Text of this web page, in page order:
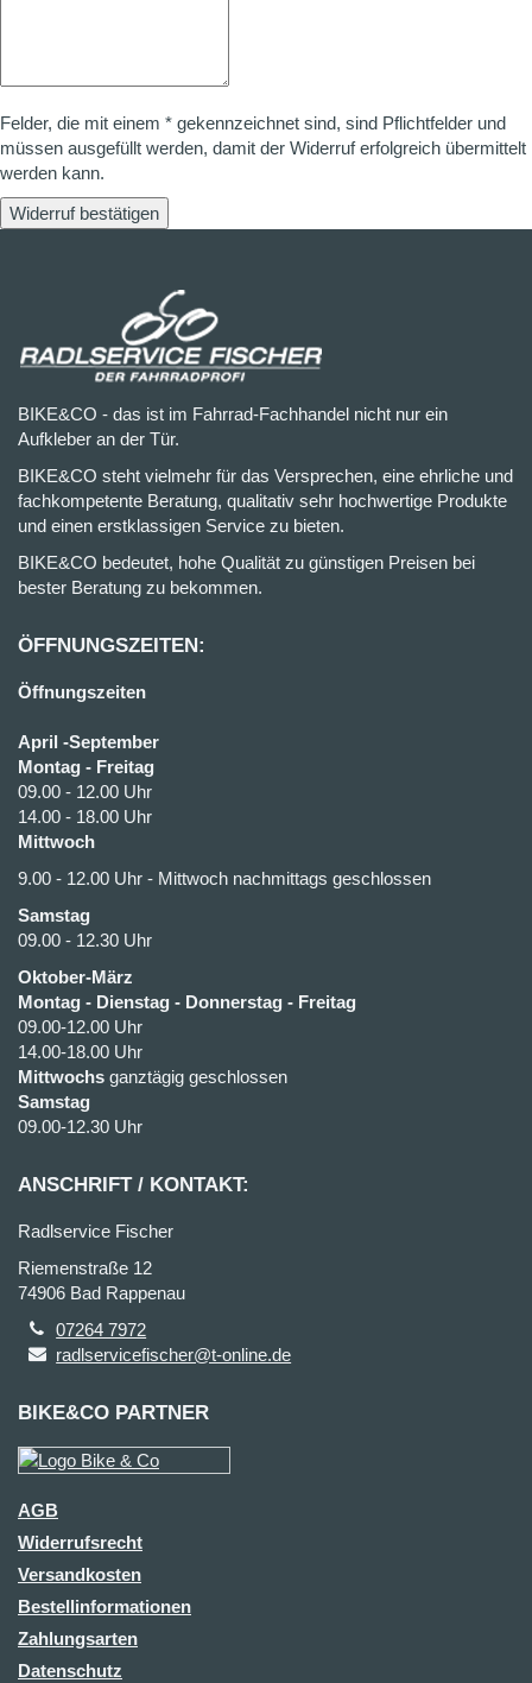
Felder, die mit einem * gekennzeichnet sind, sind Pflichtfelder und
müssen ausgefüllt werden, damit der Widerruf erfolgreich übermittelt
werden kann.
Widerruf bestätigen
BIKE&CO - das ist im Fahrrad-Fachhandel nicht nur ein
Aufkleber an der Tür.
BIKE&CO steht vielmehr für das Versprechen, eine ehrliche und
fachkompetente Beratung, qualitativ sehr hochwertige Produkte
und einen erstklassigen Service zu bieten.
BIKE&CO bedeutet, hohe Qualität zu günstigen Preisen bei
bester Beratung zu bekommen.
ÖFFNUNGSZEITEN:
Öffnungszeiten
April -September
Montag - Freitag
09.00 - 12.00 Uhr
14.00 - 18.00 Uhr
Mittwoch
9.00 - 12.00 Uhr - Mittwoch nachmittags geschlossen
Samstag
09.00 - 12.30 Uhr
Oktober-März
Montag - Dienstag - Donnerstag - Freitag
09.00-12.00 Uhr
14.00-18.00 Uhr
Mittwochs ganztägig geschlossen
Samstag
09.00-12.30 Uhr
ANSCHRIFT / KONTAKT:
Radlservice Fischer
Riemenstraße 12
74906 Bad Rappenau
07264 7972
radlservicefischer@t-online.de
BIKE&CO PARTNER
AGB
Widerrufsrecht
Versandkosten
Bestellinformationen
Zahlungsarten
Datenschutz